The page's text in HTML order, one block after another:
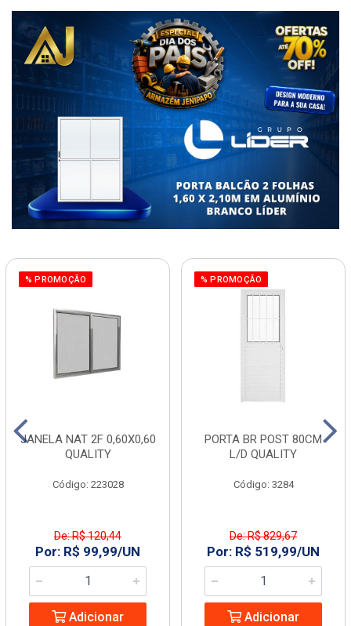
% PROMOÇÃO
JANELA NAT 2F 0,60X0,60
QUALITY
Código: 223028
De: R$ 120,44
Por: R$ 99,99/UN
Adicionar
% PROMOÇÃO
PORTA BR POST 80CM
L/D QUALITY
Código: 3284
De: R$ 829,67
Por: R$ 519,99/UN
Adicionar